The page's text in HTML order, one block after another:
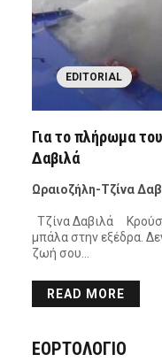
EDITORIAL
Για το πλήρωμα
Δαβιλά
Ωραιοζήλη-Τζίνα
Τζίνα Δαβιλά
μπάλα στην εξέδρα.
ζωή σου…
READ MORE
ΕΟΡΤΟΛΟΓΙΟ